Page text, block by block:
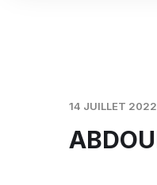
14 JUILLET 2022